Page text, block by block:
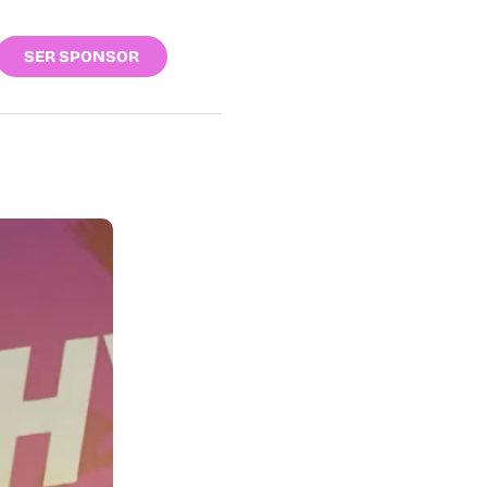
SER SPONSOR